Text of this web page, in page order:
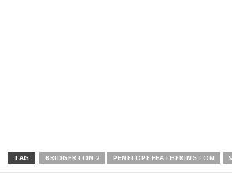
TAG BRIDGERTON 2 PENELOPE FEATHERINGTON